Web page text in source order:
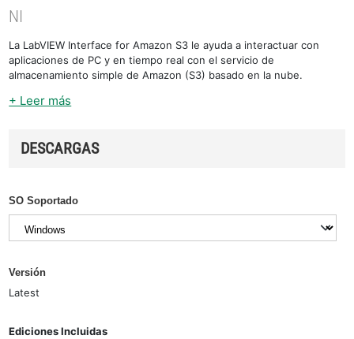
NI
La LabVIEW Interface for Amazon S3 le ayuda a interactuar con
aplicaciones de PC y en tiempo real con el servicio de
almacenamiento simple de Amazon (S3) basado en la nube.
+ Leer más
DESCARGAS
SO Soportado
Versión
Latest
Ediciones Incluidas